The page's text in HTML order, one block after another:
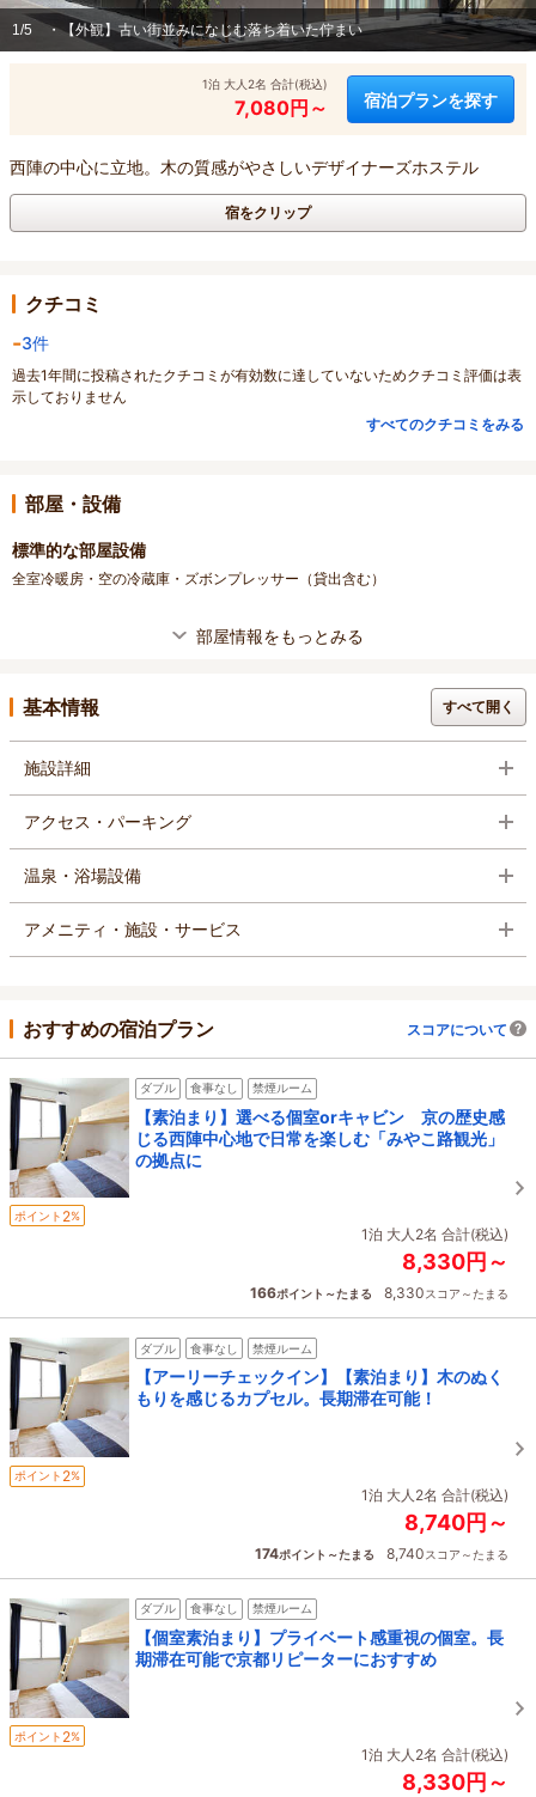
1/5 ・【外観】古い街並みになじむ落ち着いた佇まい
1泊 大人2名 合計(税込)
7,080円～ 宿泊プランを探す
西陣の中心に立地。木の質感がやさしいデザイナーズホステル
宿をクリップ
クチコミ
-3件
過去1年間に投稿されたクチコミが有効数に達していないためクチコミ評価は表
示しておりません
すべてのクチコミをみる
部屋・設備
標準的な部屋設備
全室冷暖房・空の冷蔵庫・ズボンプレッサー（貸出含む）
部屋情報をもっとみる
基本情報 すべて開く
施設詳細
アクセス・パーキング
温泉・浴場設備
アメニティ・施設・サービス
おすすめの宿泊プラン スコアについて
ダブル 食事なし 禁煙ルーム
【素泊まり】選べる個室orキャビン 京の歴史感
じる西陣中心地で日常を楽しむ「みやこ路観光」
の拠点に
ポイント 2%
1泊 大人2名 合計(税込)
8,330円～
166ポイント～たまる 8,330スコア～たまる
ダブル 食事なし 禁煙ルーム
【アーリーチェックイン】【素泊まり】木のぬく
もりを感じるカプセル。長期滞在可能！
ポイント 2%
1泊 大人2名 合計(税込)
8,740円～
174ポイント～たまる 8,740スコア～たまる
ダブル 食事なし 禁煙ルーム
【個室素泊まり】プライベート感重視の個室。長
期滞在可能で京都リピーターにおすすめ
ポイント 2%
1泊 大人2名 合計(税込)
8,330円～